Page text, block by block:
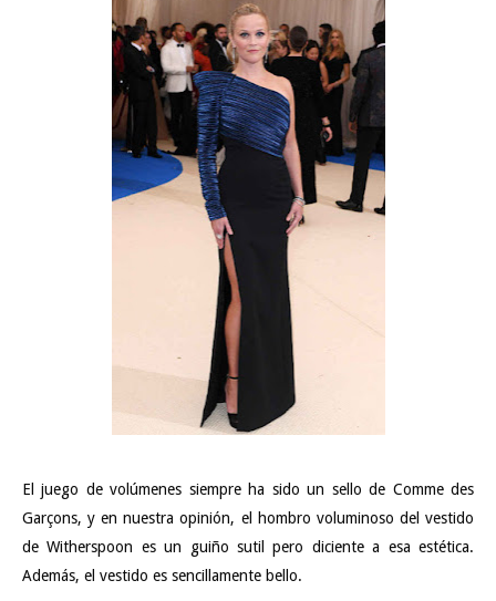
El juego de volúmenes siempre ha sido un sello de Comme des
Garçons, y en nuestra opinión, el hombro voluminoso del vestido
de Witherspoon es un guiño sutil pero diciente a esa estética.
Además, el vestido es sencillamente bello.